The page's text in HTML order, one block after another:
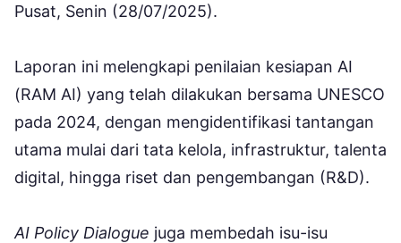
Pusat, Senin (28/07/2025).
Laporan ini melengkapi penilaian kesiapan AI
(RAM AI) yang telah dilakukan bersama UNESCO
pada 2024, dengan mengidentifikasi tantangan
utama mulai dari tata kelola, infrastruktur, talenta
digital, hingga riset dan pengembangan (R&D).
AI Policy Dialogue juga membedah isu-isu